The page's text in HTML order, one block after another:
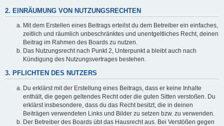
2. EINRÄUMUNG VON NUTZUNGSRECHTEN
Mit dem Erstellen eines Beitrags erteilst du dem Betreiber ein einfaches,
zeitlich und räumlich unbeschränktes und unentgeltliches Recht, deinen
Beitrag im Rahmen des Boards zu nutzen.
Das Nutzungsrecht nach Punkt 2, Unterpunkt a bleibt auch nach
Kündigung des Nutzungsvertrages bestehen.
3. PFLICHTEN DES NUTZERS
Du erklärst mit der Erstellung eines Beitrags, dass er keine Inhalte
enthält, die gegen geltendes Recht oder die guten Sitten verstoßen. Du
erklärst insbesondere, dass du das Recht besitzt, die in deinen
Beiträgen verwendeten Links und Bilder zu setzen bzw. zu verwenden.
Der Betreiber des Boards übt das Hausrecht aus. Bei Verstößen gegen